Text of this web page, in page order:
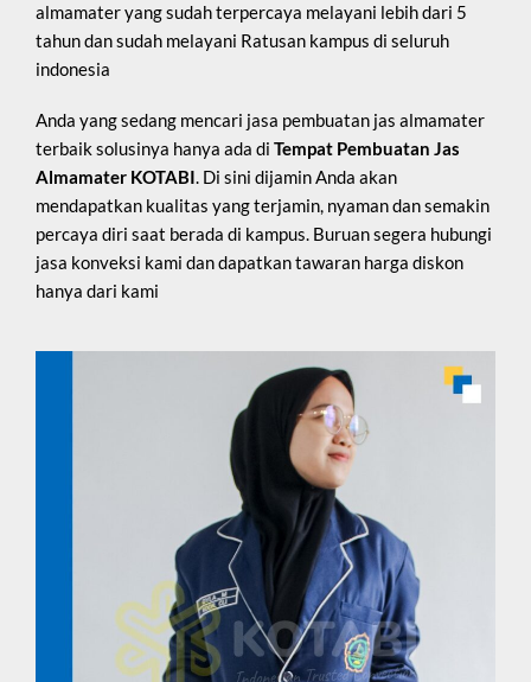
almamater yang sudah terpercaya melayani lebih dari 5
tahun dan sudah melayani Ratusan kampus di seluruh
indonesia
Anda yang sedang mencari jasa pembuatan jas almamater
terbaik solusinya hanya ada di Tempat Pembuatan Jas
Almamater KOTABI. Di sini dijamin Anda akan
mendapatkan kualitas yang terjamin, nyaman dan semakin
percaya diri saat berada di kampus. Buruan segera hubungi
jasa konveksi kami dan dapatkan tawaran harga diskon
hanya dari kami